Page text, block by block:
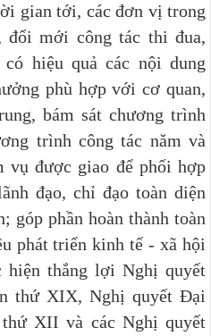
gian tới, các đơn vị trong
mới công tác thi đua,
hiệu quả các nội dung
phù hợp với cơ quan,
bám sát chương trình
trình công tác năm và
vụ được giao để phối hợp
đạo, chỉ đạo toàn diện
góp phần hoàn thành toàn
phát triển kinh tế - xã hội
hiện thắng lợi Nghị quyết
thứ XIX, Nghị quyết Đại
XII và các Nghị quyết